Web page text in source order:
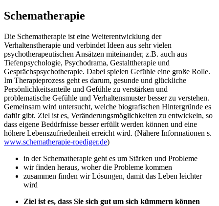
Schematherapie
Die Schematherapie ist eine Weiterentwicklung der
Verhaltenstherapie und verbindet Ideen aus sehr vielen
psychotherapeutischen Ansätzen miteinander, z.B. auch aus
Tiefenpsychologie, Psychodrama, Gestalttherapie und
Gesprächspsychotherapie. Dabei spielen Gefühle eine große Rolle.
Im Therapieprozess geht es darum, gesunde und glückliche
Persönlichkeitsanteile und Gefühle zu verstärken und
problematische Gefühle und Verhaltensmuster besser zu verstehen.
Gemeinsam wird untersucht, welche biografischen Hintergründe es
dafür gibt. Ziel ist es, Veränderungsmöglichkeiten zu entwickeln, so
dass eigene Bedürfnisse besser erfüllt werden können und eine
höhere Lebenszufriedenheit erreicht wird. (Nähere Informationen s.
www.schematherapie-roediger.de)
in der Schematherapie geht es um Stärken und Probleme
wir finden heraus, woher die Probleme kommen
zusammen finden wir Lösungen, damit das Leben leichter
wird
Ziel ist es, dass Sie sich gut um sich kümmern können